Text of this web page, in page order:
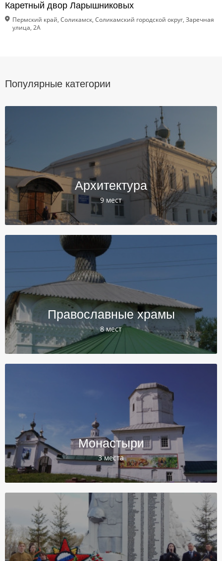
Каретный двор Ларышниковых
Пермский край, Соликамск, Соликамский городской округ, Заречная
улица, 2А
Популярные категории
Архитектура
9 мест
Православные храмы
8 мест
Монастыри
3 места